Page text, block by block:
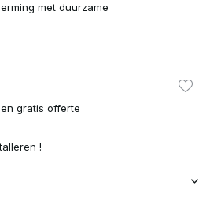
met duurzame
gratis offerte
!